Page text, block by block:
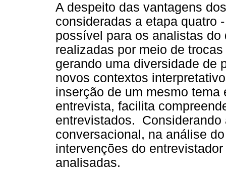
A despeito das vantagens
consideradas a etapa quatro
possível para os analistas
realizadas por meio de
gerando uma diversidade de
novos contextos
inserção de um mesmo
entrevista, facilita
entrevistados. Considerando
conversacional, na análise
intervenções do
analisadas.